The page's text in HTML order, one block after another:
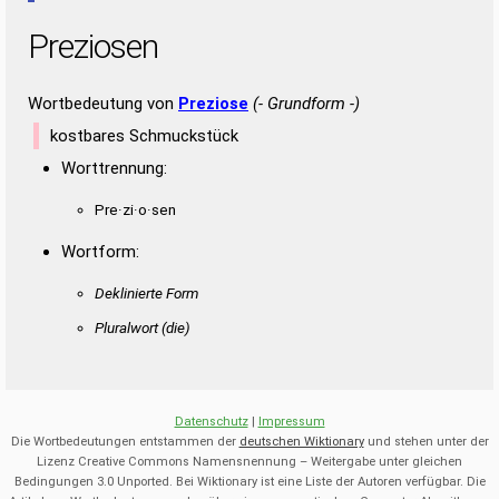
Preziosen
Wortbedeutung von Preziose (- Grundform -)
kostbares Schmuckstück
Worttrennung:
Pre·zi·o·sen
Wortform:
Deklinierte Form
Pluralwort(die)
Datenschutz| Impressum
Die Wortbedeutungen entstammen der deutschen Wiktionaryund stehen unter der
Lizenz Creative Commons Namensnennung – Weitergabe unter gleichen
Bedingungen 3.0 Unported. Bei Wiktionary ist eine Liste der Autoren verfügbar. Die